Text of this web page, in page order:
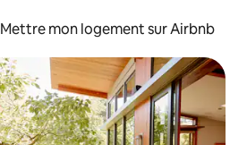
Mettre mon logement sur Airbnb